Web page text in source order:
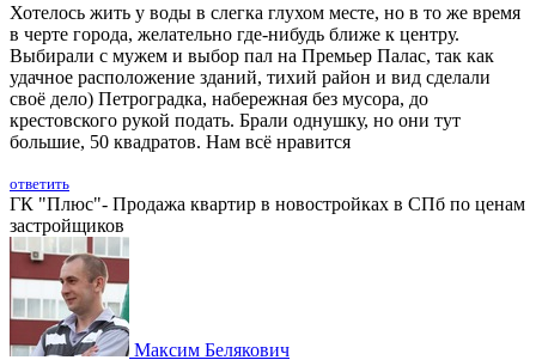
Хотелось жить у воды в слегка глухом месте, но в то же время
в черте города, желательно где-нибудь ближе к центру.
Выбирали с мужем и выбор пал на Премьер Палас, так как
удачное расположение зданий, тихий район и вид сделали
своё дело) Петроградка, набережная без мусора, до
крестовского рукой подать. Брали однушку, но они тут
большие, 50 квадратов. Нам всё нравится
ответить
ГК "Плюс"- Продажа квартир в новостройках в СПб по ценам
застройщиков
Максим Белякович